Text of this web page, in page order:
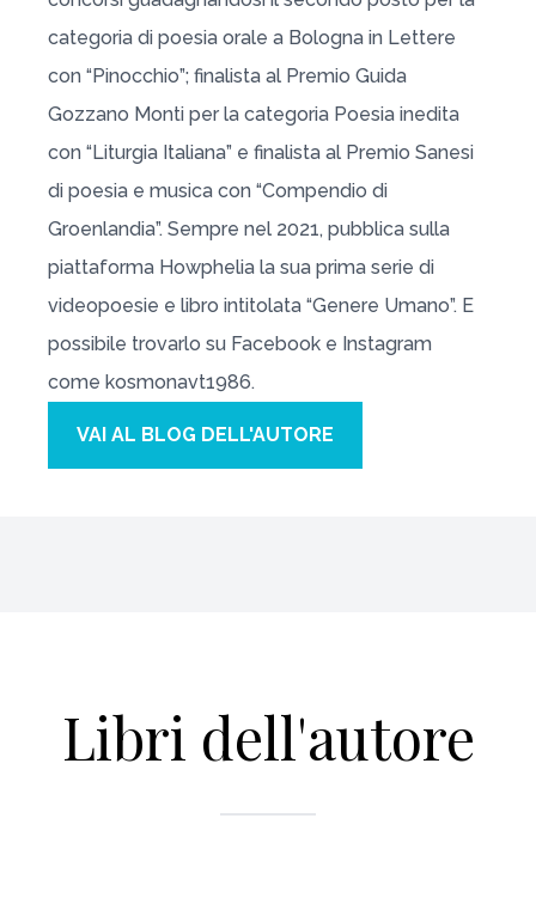
categoria di poesia orale a Bologna in Lettere
con “Pinocchio”; finalista al Premio Guida
Gozzano Monti per la categoria Poesia inedita
con “Liturgia Italiana” e finalista al Premio Sanesi
di poesia e musica con “Compendio di
Groenlandia”. Sempre nel 2021, pubblica sulla
piattaforma Howphelia la sua prima serie di
videopoesie e libro intitolata “Genere Umano”. E
possibile trovarlo su Facebook e Instagram
come kosmonavt1986.
VAI AL BLOG DELL'AUTORE
Libri dell'autore